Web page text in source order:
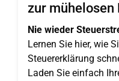
zur mühelosen
Nie wieder
Lernen Sie hier, wie
Steuererklärung
Laden Sie einfach